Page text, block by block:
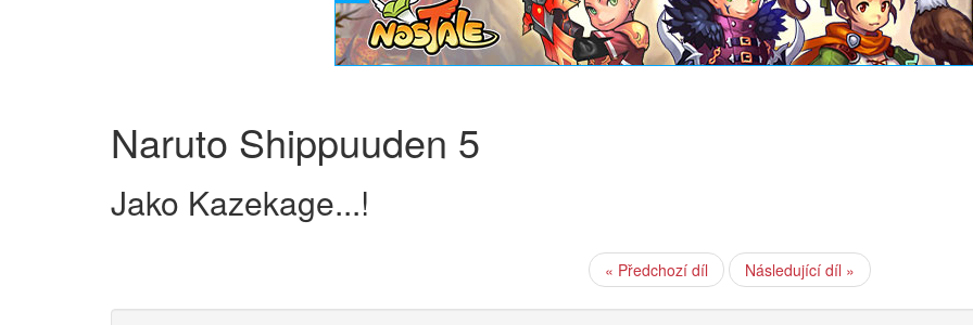
Naruto Shippuuden 5
Jako Kazekage...!
« Předchozí díl Následující díl »